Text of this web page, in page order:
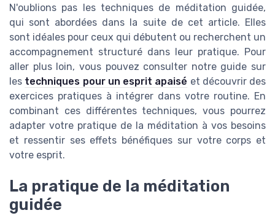
N'oublions pas les techniques de méditation guidée,
qui sont abordées dans la suite de cet article. Elles
sont idéales pour ceux qui débutent ou recherchent un
accompagnement structuré dans leur pratique. Pour
aller plus loin, vous pouvez consulter notre guide sur
les techniques pour un esprit apaisé et découvrir des
exercices pratiques à intégrer dans votre routine. En
combinant ces différentes techniques, vous pourrez
adapter votre pratique de la méditation à vos besoins
et ressentir ses effets bénéfiques sur votre corps et
votre esprit.
La pratique de la méditation
guidée